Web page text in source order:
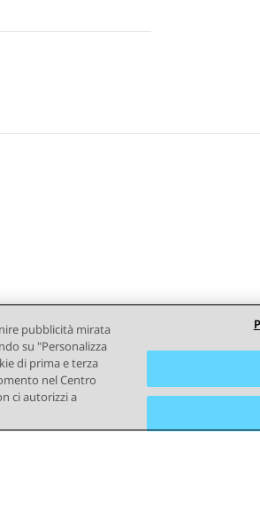
pubblicità mirata
su "Personalizza
di prima e terza
nel Centro
ci autorizzi a